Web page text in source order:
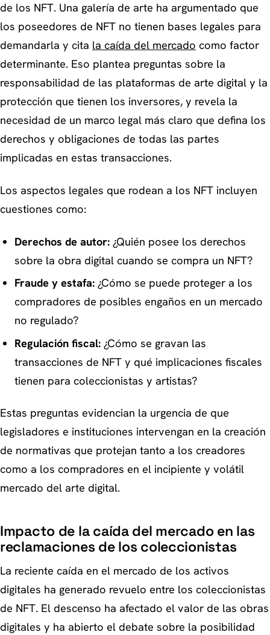
de los NFT. Una galería de arte ha argumentado que
los poseedores de NFT no tienen bases legales para
demandarla y cita la caída del mercado como factor
determinante. Eso plantea preguntas sobre la
responsabilidad de las plataformas de arte digital y la
protección que tienen los inversores, y revela la
necesidad de un marco legal más claro que defina los
derechos y obligaciones de todas las partes
implicadas en estas transacciones.
Los aspectos legales que rodean a los NFT incluyen
cuestiones como:
Derechos de autor:¿Quién posee los derechos
sobre la obra digital cuando se compra un NFT?
Fraude y estafa:¿Cómo se puede proteger a los
compradores de posibles engaños en un mercado
no regulado?
Regulación fiscal:¿Cómo se gravan las
transacciones de NFT y qué implicaciones fiscales
tienen para coleccionistas y artistas?
Estas preguntas evidencian la urgencia de que
legisladores e instituciones intervengan en la creación
de normativas que protejan tanto a los creadores
como a los compradores en el incipiente y volátil
mercado del arte digital.
Impacto de la caída del mercado en las
reclamaciones de los coleccionistas
La reciente caída en el mercado de los activos
digitales ha generado revuelo entre los coleccionistas
de NFT. El descenso ha afectado el valor de las obras
digitales y ha abierto el debate sobre la posibilidad